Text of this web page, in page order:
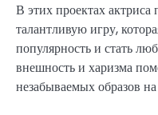
В этих проектах
талантливую игру,
популярность и стать
внешность и харизма
незабываемых образов